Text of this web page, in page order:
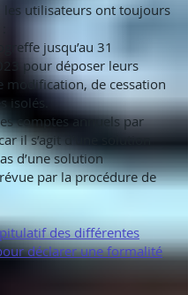
les utilisateurs ont toujours
jusqu’au 31
pour déposer leurs
modification, de cessation
isolés.
comptes annuels par
il s’agit d’une solution
d’une solution
par la procédure de
des différentes
déclarer une formalité